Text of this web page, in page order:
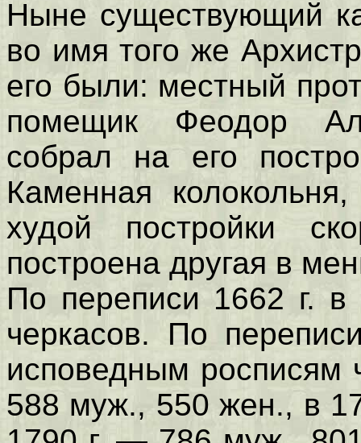
Ныне существующий
во имя того же
его были: местный
помещик Феодор
собрал на его
Каменная
худой по­стройки
построена другая в
По переписи 1662 г.
черкасов. По
исповедным росписям
588 муж., 550 жен., в